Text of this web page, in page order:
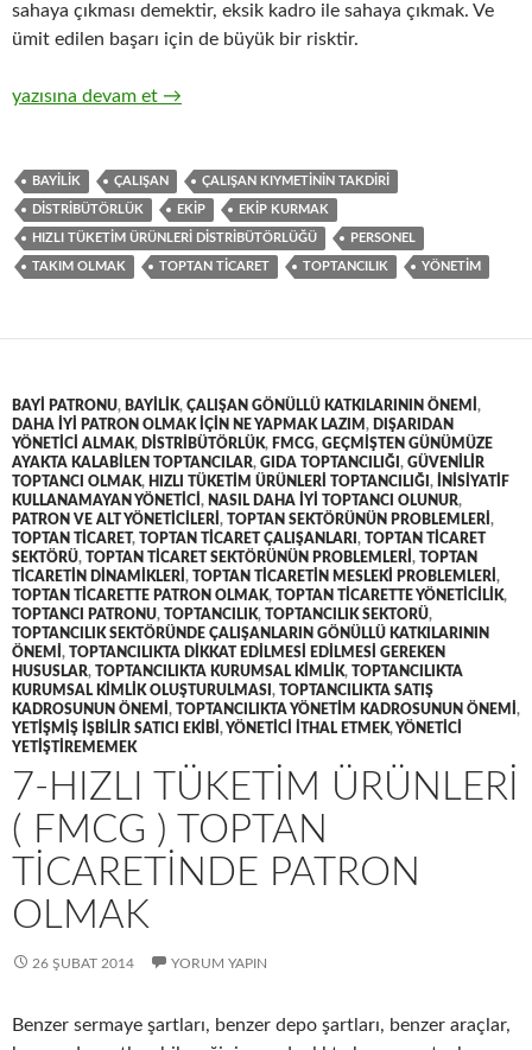
sahaya çıkması demektir, eksik kadro ile sahaya çıkmak. Ve
ümit edilen başarı için de büyük bir risktir.
8-Hızlı tüketim ürünleri ( FMCG ) toptan ticaretinde satış
yazısına devam et →
BAYILIK ÇALIŞAN ÇALIŞAN KIYMETININ TAKDIRI
DISTRIBÜTÖRLÜK EKIP EKIP KURMAK
HIZLI TÜKETIM ÜRÜNLERI DISTRIBÜTÖRLÜĞÜ PERSONEL
TAKIM OLMAK TOPTAN TICARET TOPTANCILIK YÖNETIM
BAYI PATRONU, BAYILIK, ÇALIŞAN GÖNÜLLÜ KATKILARININ ÖNEMI ,
DAHA IYI PATRON OLMAK IÇIN NE YAPMAK LAZIM , DIŞARIDAN
YÖNETICI ALMAK, DISTRIBÜTÖRLÜK, FMCG, GEÇMIŞTEN GÜNÜMÜZE
AYAKTA KALABILEN TOPTANCILAR, GIDA TOPTANCILIĞI , GÜVENILIR
TOPTANCI OLMAK, HIZLI TÜKETIM ÜRÜNLERI TOPTANCILIĞI ,
INISIYATIF
KULLANAMAYAN YÖNETICI , NASIL DAHA IYI TOPTANCI OLUNUR,
PATRON VE ALT YÖNETICILERI , TOPTAN SEKTÖRÜNÜN PROBLEMLERI ,
TOPTAN TICARET, TOPTAN TICARET ÇALIŞANLARI , TOPTAN TICARET
SEKTÖRÜ, TOPTAN TICARET SEKTÖRÜNÜN PROBLEMLERI , TOPTAN
TICARETIN DINAMIKLERI , TOPTAN TICARETIN MESLEKI PROBLEMLERI ,
TOPTAN TICARETTE PATRON OLMAK, TOPTAN TICARETTE YÖNETICILIK,
TOPTANCI PATRONU, TOPTANCILIK, TOPTANCILIK SEKTORÜ,
TOPTANCILIK SEKTÖRÜNDE ÇALIŞANLARIN GÖNÜLLÜ KATKILARININ
ÖNEMI , TOPTANCILIKTA DIKKAT EDILMESI EDILMESI GEREKEN
HUSUSLAR, TOPTANCILIKTA KURUMSAL KIMLIK, TOPTANCILIKTA
KURUMSAL KIMLIK OLUŞTURULMASI , TOPTANCILIKTA SATIŞ
KADROSUNUN ÖNEMI , TOPTANCILIKTA YÖNETIM KADROSUNUN ÖNEMI ,
YETIŞMIŞ IŞBILIR SATICI EKIBI ,YÖNETICI ITHAL ETMEK,YÖNETICI
YETIŞTIREMEMEK
7-HIZLI TÜKETIM ÜRÜNLERI
( FMCG ) TOPTAN
TICARETINDE PATRON
OLMAK
26 ŞUBAT 2014 YORUM YAPIN
Benzer sermaye şartları, benzer depo şartları, benzer araçlar,